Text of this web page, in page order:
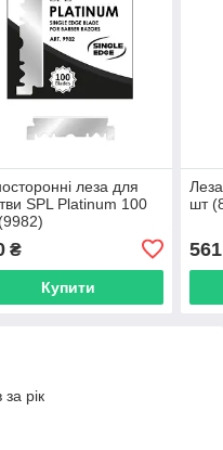
леза для
SPL Platinum 100
₴
Купити
шт
561
рік